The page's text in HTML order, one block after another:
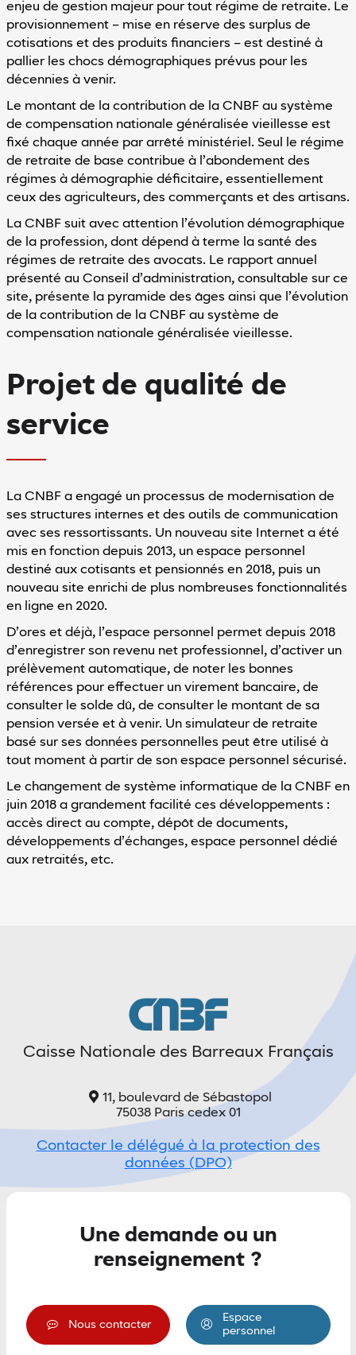
enjeu de gestion majeur pour tout régime de retraite. Le
provisionnement – mise en réserve des surplus de
cotisations et des produits financiers – est destiné à
pallier les chocs démographiques prévus pour les
décennies à venir.
Le montant de la contribution de la CNBF au système
de compensation nationale généralisée vieillesse est
fixé chaque année par arrêté ministériel. Seul le régime
de retraite de base contribue à l’abondement des
régimes à démographie déficitaire, essentiellement
ceux des agriculteurs, des commerçants et des artisans.
La CNBF suit avec attention l’évolution démographique
de la profession, dont dépend à terme la santé des
régimes de retraite des avocats. Le rapport annuel
présenté au Conseil d’administration, consultable sur ce
site, présente la pyramide des âges ainsi que l’évolution
de la contribution de la CNBF au système de
compensation nationale généralisée vieillesse.
Projet de qualité de
service
La CNBF a engagé un processus de modernisation de
ses structures internes et des outils de communication
avec ses ressortissants. Un nouveau site Internet a été
mis en fonction depuis 2013, un espace personnel
destiné aux cotisants et pensionnés en 2018, puis un
nouveau site enrichi de plus nombreuses fonctionnalités
en ligne en 2020.
D’ores et déjà, l’espace personnel permet depuis 2018
d’enregistrer son revenu net professionnel, d’activer un
prélèvement automatique, de noter les bonnes
références pour effectuer un virement bancaire, de
consulter le solde dû, de consulter le montant de sa
pension versée et à venir. Un simulateur de retraite
basé sur ses données personnelles peut être utilisé à
tout moment à partir de son espace personnel sécurisé.
Le changement de système informatique de la CNBF en
juin 2018 a grandement facilité ces développements :
accès direct au compte, dépôt de documents,
développements d’échanges, espace personnel dédié
aux retraités, etc.
Caisse Nationale des Barreaux Français
11, boulevard de Sébastopol
75038 Paris cedex 01
Contacter le délégué à la protection des
données (DPO)
Une demande ou un
renseignement ?
Nous contacter
Espace
personnel